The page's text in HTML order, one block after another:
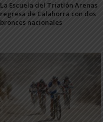
La Escuela del Triatlón Arenas
regresa de Calahorra con dos
bronces nacionales